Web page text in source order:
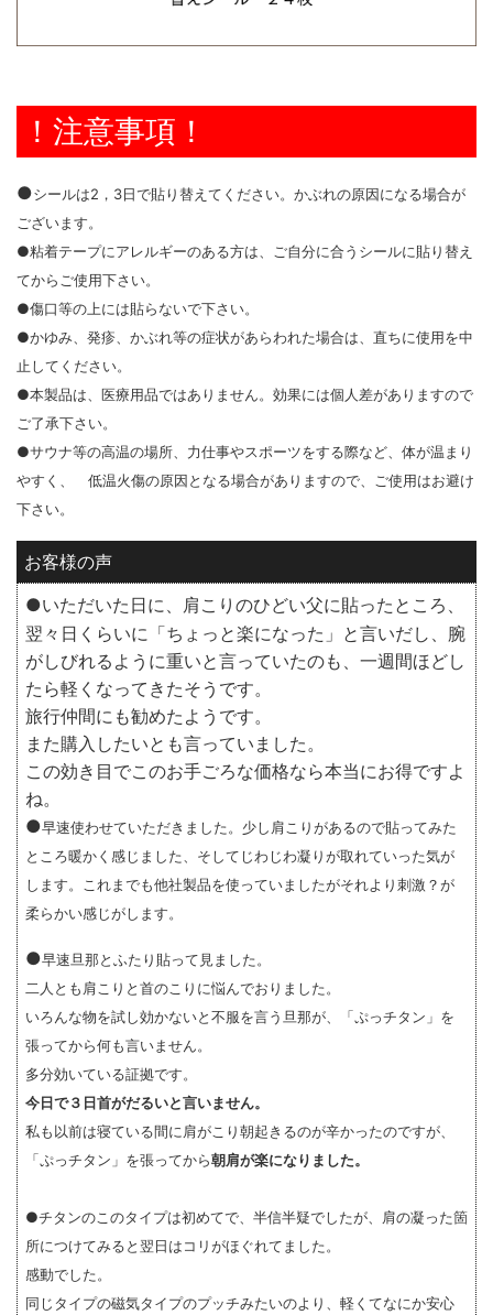
！注意事項！
●シールは2，3日で貼り替えてください。かぶれの原因になる場合が
ございます。
●粘着テープにアレルギーのある方は、ご自分に合うシールに貼り替え
てからご使用下さい。
●傷口等の上には貼らないで下さい。
●かゆみ、発疹、かぶれ等の症状があらわれた場合は、直ちに使用を中
止してください。
●本製品は、医療用品ではありません。効果には個人差がありますので
ご了承下さい。
●サウナ等の高温の場所、力仕事やスポーツをする際など、体が温まり
やすく、 低温火傷の原因となる場合がありますので、ご使用はお避け
下さい。
お客様の声
●いただいた日に、肩こりのひどい父に貼ったところ、
翌々日くらいに「ちょっと楽になった」と言いだし、腕
がしびれるように重いと言っていたのも、一週間ほどし
たら軽くなってきたそうです。
旅行仲間にも勧めたようです。
また購入したいとも言っていました。
この効き目でこのお手ごろな価格なら本当にお得ですよ
ね。
●早速使わせていただきました。少し肩こりがあるので貼ってみた
ところ暖かく感じました、そしてじわじわ凝りが取れていった気が
します。これまでも他社製品を使っていましたがそれより刺激？が
柔らかい感じがします。
●早速旦那とふたり貼って見ました。
二人とも肩こりと首のこりに悩んでおりました。
いろんな物を試し効かないと不服を言う旦那が、「ぷっチタン」を
張ってから何も言いません。
多分効いている証拠です。
今日で３日首がだるいと言いません。
私も以前は寝ている間に肩がこり朝起きるのが辛かったのですが、
「ぷっチタン」を張ってから朝肩が楽になりました。
●チタンのこのタイプは初めてで、半信半疑でしたが、肩の凝った箇
所につけてみると翌日はコリがほぐれてました。
感動でした。
同じタイプの磁気タイプのプッチみたいのより、軽くてなにか安心